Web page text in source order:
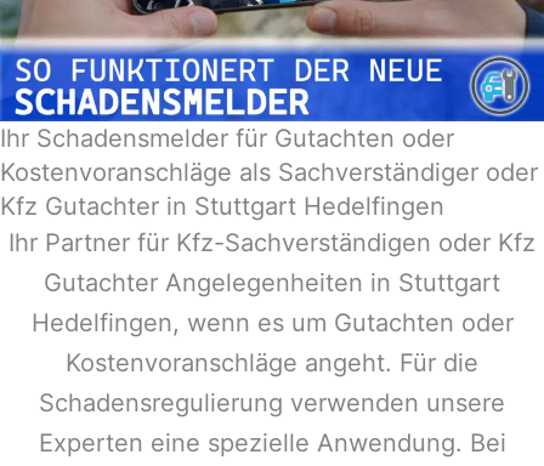
Ihr Schadensmelder für Gutachten oder
Kostenvoranschläge als Sachverständiger oder
Kfz Gutachter in Stuttgart Hedelfingen
Ihr Partner für Kfz-Sachverständigen oder Kfz
Gutachter Angelegenheiten in Stuttgart
Hedelfingen, wenn es um Gutachten oder
Kostenvoranschläge angeht. Für die
Schadensregulierung verwenden unsere
Experten eine spezielle Anwendung. Bei